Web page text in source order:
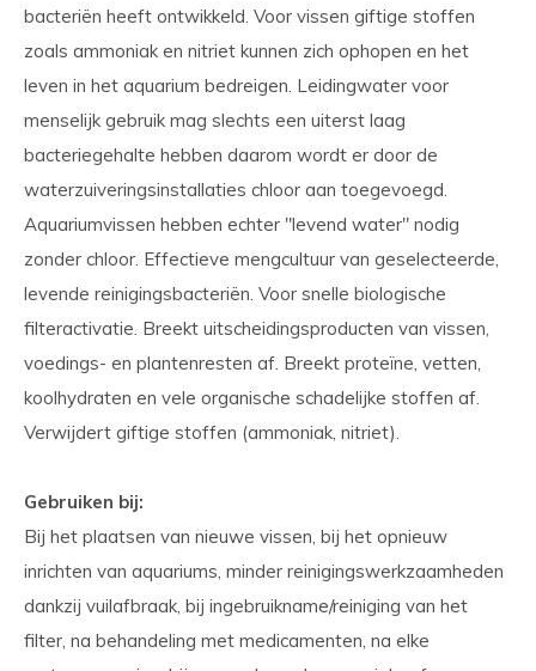
bacteriën heeft ontwikkeld. Voor vissen giftige stoffen
zoals ammoniak en nitriet kunnen zich ophopen en het
leven in het aquarium bedreigen. Leidingwater voor
menselijk gebruik mag slechts een uiterst laag
bacteriegehalte hebben daarom wordt er door de
waterzuiveringsinstallaties chloor aan toegevoegd.
Aquariumvissen hebben echter "levend water" nodig
zonder chloor. Effectieve mengcultuur van geselecteerde,
levende reinigingsbacteriën. Voor snelle biologische
filteractivatie. Breekt uitscheidingsproducten van vissen,
voedings- en plantenresten af. Breekt proteïne, vetten,
koolhydraten en vele organische schadelijke stoffen af.
Verwijdert giftige stoffen (ammoniak, nitriet).
Gebruiken bij:
Bij het plaatsen van nieuwe vissen, bij het opnieuw
inrichten van aquariums, minder reinigingswerkzaamheden
dankzij vuilafbraak, bij ingebruikname/reiniging van het
filter, na behandeling met medicamenten, na elke